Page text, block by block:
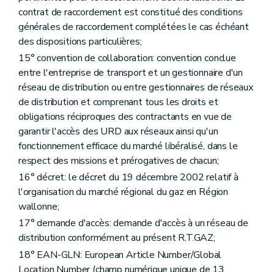
Art. 116
Art. 117
Art. 118
Chapitre III Procédure d'accès
Section 2.1 Demande d'accès
Art. 119
Art. 120
Art. 121
Art. 122
Art. 123
Section 2.2 Contrat d'accès avec le GRD
Art. 124
Section 2.3 Déclarations et garanties du fournisseur
Art. 125
Art. 126
Art. 127
Chapitre IV
Section 3.1 Interruption planifiée de l'accès
Art. 129
Interruption non planifiée de l'accès
Art. 130
contrat de raccordement est constitué des conditions
générales de raccordement complétées le cas échéant
des dispositions particulières;
15° convention de collaboration: convention conclue
entre l'entreprise de transport et un gestionnaire d'un
réseau de distribution ou entre gestionnaires de réseaux
de distribution et comprenant tous les droits et
obligations réciproques des contractants en vue de
garantir l'accès des URD aux réseaux ainsi qu'un
fonctionnement efficace du marché libéralisé, dans le
respect des missions et prérogatives de chacun;
16° décret: le décret du 19 décembre 2002 relatif à
l'organisation du marché régional du gaz en Région
wallonne;
17° demande d'accès: demande d'accès à un réseau de
distribution conformément au présent R.T.GAZ;
18° EAN-GLN: European Article Number/Global
Location Number (champ numérique unique de 13